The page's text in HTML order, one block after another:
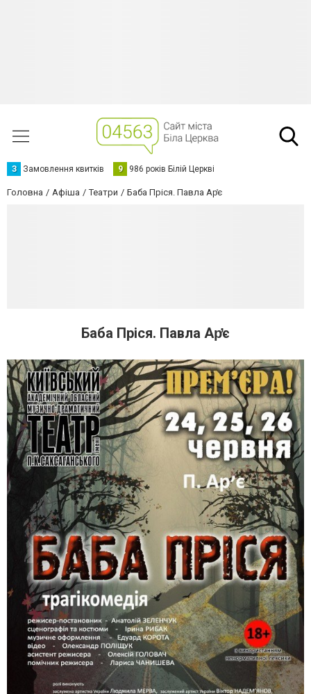
З Замовлення квитків 9 986 років Білій Церкві
Головна Афіша Театри Баба Пріся. Павла Ар̓є
Баба Пріся. Павла Ар̓є